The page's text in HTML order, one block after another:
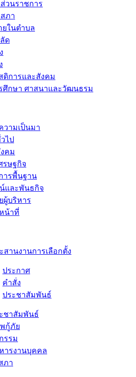
วนราชการ
ภา
ยในตำบล
ด
ดิการและสังคม
ศึกษา ศาสนาและวัฒนธรม
วามเป็นมา
ไป
คม
รษฐกิจ
ารพื้นฐาน
และพันธกิจ
ผู้บริหาร
น้าที่
สานงานการเลือกตั้ง
ประกาศ
คำสั่ง
ประชาสัมพันธ์
ชาสัมพันธ์
กู้ภัย
รรม
ารงานบุคคล
ภา